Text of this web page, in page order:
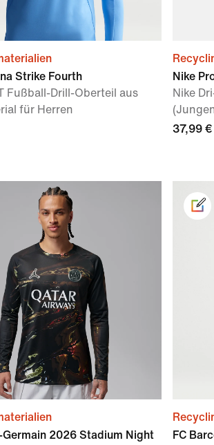
Strike Fourth
Fußball-Drill-Oberteil aus
für Herren
Nike
Nike
37,99 €
Germain 2026 Stadium Night
FC